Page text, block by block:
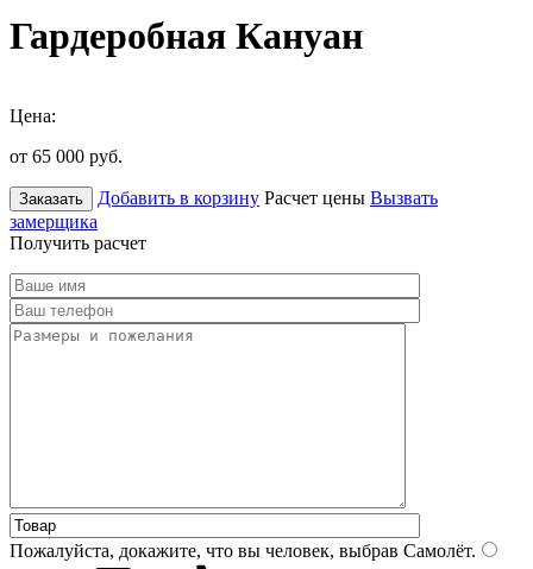
Гардеробная Кануан
Цена:
от 65 000 руб.
Заказать Добавить в корзину Расчет цены Вызвать
замерщика
Получить расчет
Пожалуйста, докажите, что вы человек, выбрав Самолёт.